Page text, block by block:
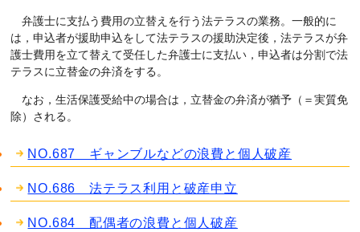
弁護士に支払う費用の立替えを行う法テラスの業務。一般的に
は，申込者が援助申込をして法テラスの援助決定後，法テラスが弁
護士費用を立て替えて受任した弁護士に支払い，申込者は分割で法
テラスに立替金の弁済をする。
なお，生活保護受給中の場合は，立替金の弁済が猶予（＝実質免
除）される。
NO.687 ギャンブルなどの浪費と個人破産
NO.686 法テラス利用と破産申立
NO.684 配偶者の浪費と個人破産